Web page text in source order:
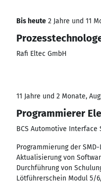
Bis heute 2 Jahre und 11
Rafi Eltec GmbH
11 Jahre und 2 Monate,
Programmierer
BCS Automotive Interface
Programmierung der SMD-
Aktualisierung von
Durchführung von
Lötführerschein Modul 5/